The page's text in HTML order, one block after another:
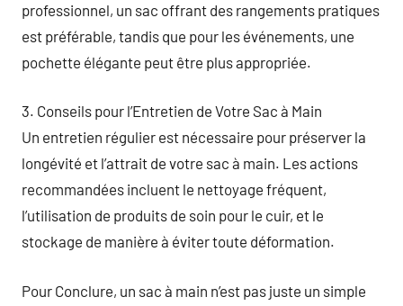
professionnel, un sac offrant des rangements pratiques
est préférable, tandis que pour les événements, une
pochette élégante peut être plus appropriée.
3. Conseils pour l’Entretien de Votre Sac à Main
Un entretien régulier est nécessaire pour préserver la
longévité et l’attrait de votre sac à main. Les actions
recommandées incluent le nettoyage fréquent,
l’utilisation de produits de soin pour le cuir, et le
stockage de manière à éviter toute déformation.
Pour Conclure, un sac à main n’est pas juste un simple